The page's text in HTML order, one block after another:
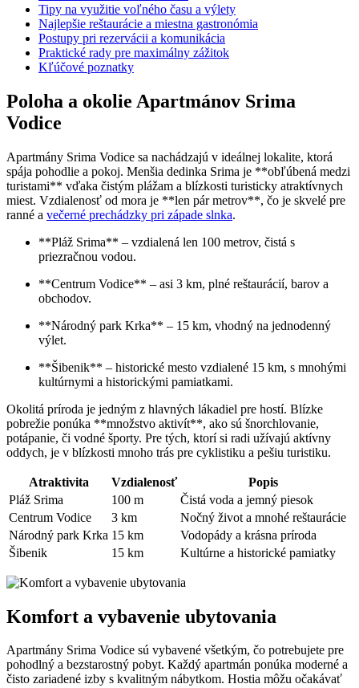
Tipy na využitie voľného času a výlety
Najlepšie reštaurácie a miestna gastronómia
Postupy pri rezervácii a komunikácia
Praktické rady pre maximálny zážitok
Kľúčové poznatky
Poloha a okolie Apartmánov Srima
Vodice
Apartmány Srima Vodice sa nachádzajú v ideálnej lokalite, ktorá
spája pohodlie a pokoj. Menšia dedinka Srima je **obľúbená medzi
turistami** vďaka čistým plážam a blízkosti turisticky atraktívnych
miest. Vzdialenosť od mora je **len pár metrov**, čo je skvelé pre
ranné a večerné prechádzky pri západe slnka.
**Pláž Srima** – vzdialená len 100 metrov, čistá s
priezračnou vodou.
**Centrum Vodice** – asi 3 km, plné reštaurácií, barov a
obchodov.
**Národný park Krka** – 15 km, vhodný na jednodenný
výlet.
**Šibenik** – historické mesto vzdialené 15 km, s mnohými
kultúrnymi a historickými pamiatkami.
Okolitá príroda je jedným z hlavných lákadiel pre hostí. Blízke
pobrežie ponúka **množstvo aktivít**, ako sú šnorchlovanie,
potápanie, či vodné športy. Pre tých, ktorí si radi užívajú aktívny
oddych, je v blízkosti mnoho trás pre cyklistiku a pešiu turistiku.
Atraktivita Vzdialenosť
Popis
Pláž Srima
100 m
Čistá voda a jemný piesok
Centrum Vodice
3 km
Nočný život a mnohé reštaurácie
Národný park Krka 15 km
Vodopády a krásna príroda
Šibenik
15 km Kultúrne a historické pamiatky
Komfort a vybavenie ubytovania
Apartmány Srima Vodice sú vybavené všetkým, čo potrebujete pre
pohodlný a bezstarostný pobyt. Každý apartmán ponúka moderné a
čisto zariadené izby s kvalitným nábytkom. Hostia môžu očakávať